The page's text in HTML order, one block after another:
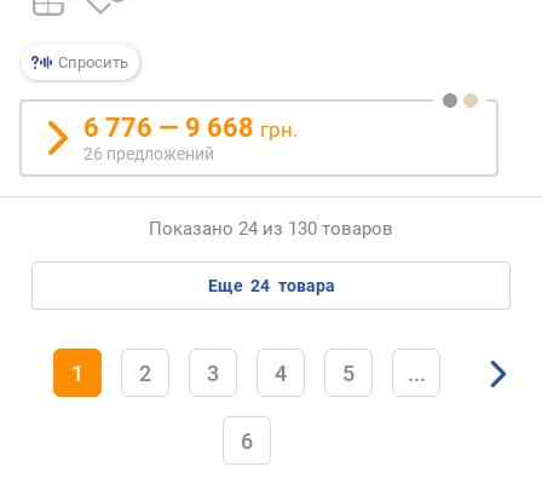
Спросить
6 776 — 9 668 грн.
26 предложений
Показано 24 из 130 товаров
еще 24 товара
1 2 3 4 5 ...
6